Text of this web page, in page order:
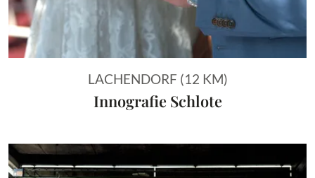
LACHENDORF (12 KM)
Innografie Schlote